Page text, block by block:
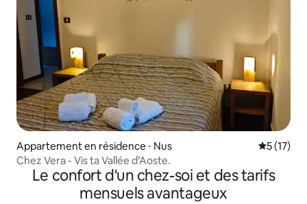
Appartement en résidence ⋅ Nus
5 (17)
Chez Vera - Vis ta Vallée d’Aoste.
Le confort d'un chez-soi et des tarifs
mensuels avantageux